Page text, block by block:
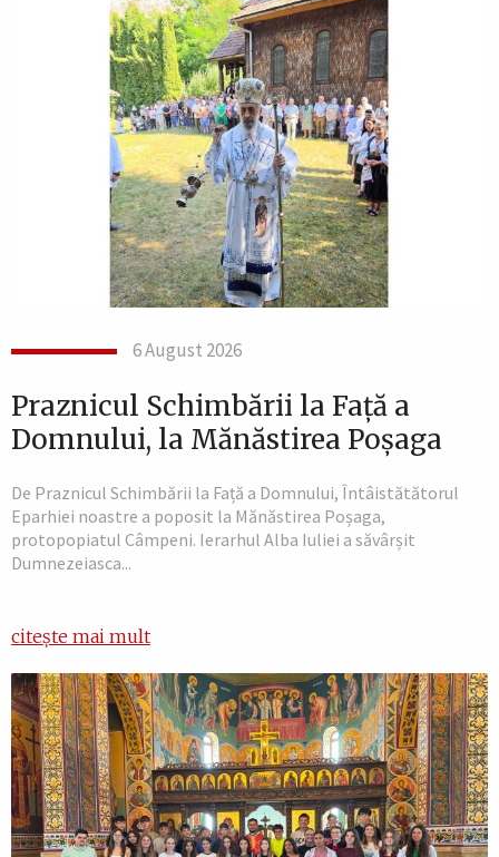
6 August 2026
Praznicul Schimbării la Față a
Domnului, la Mănăstirea Poșaga
De Praznicul Schimbării la Față a Domnului, Întâistătătorul
Eparhiei noastre a poposit la Mănăstirea Poșaga,
protopopiatul Câmpeni. Ierarhul Alba Iuliei a săvârșit
Dumnezeiasca...
citește mai mult